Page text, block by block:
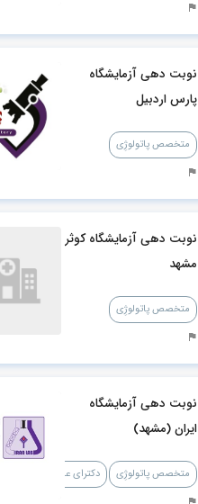
نوبت دهی آزمایشگاه
پارس اردبیل
متخصص پاتولوژِی
نوبت دهی آزمایشگاه کوثر
مشهد
متخصص پاتولوژِی
نوبت دهی آزمایشگاه
ایران (مشهد)
متخصص پاتولوژِی دکترای علوم آزمایشگاهی